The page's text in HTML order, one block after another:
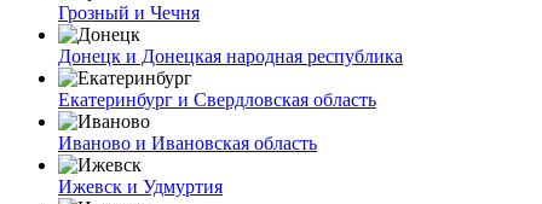
Грозный и Чечня
Донецк и Донецкая народная республика
Екатеринбург и Свердловская область
Иваново и Ивановская область
Ижевск и Удмуртия